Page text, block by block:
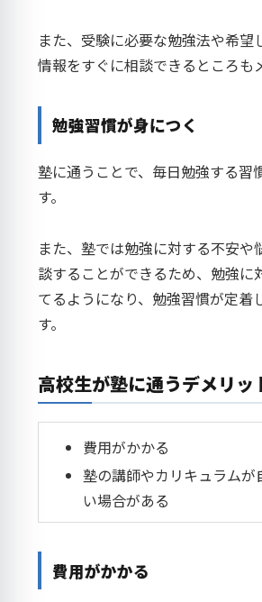
また、受験に必要な勉強法や希望
情報をすぐに相談できるところも
勉強習慣が身につく
塾に通うことで、毎日勉強する習
す。
また、塾では勉強に対する不安や
談することができるため、勉強に
てるようになり、勉強習慣が定着
す。
高校生が塾に通うデメリッ
費用がかかる
塾の講師やカリキュラムが
い場合がある
費用がかかる